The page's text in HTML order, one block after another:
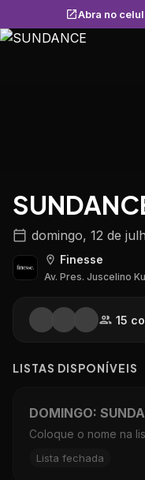
Abra no
domingo, 12 de
Finesse
Av. Pres. Juscelino
15
LISTAS DISPONÍVEIS
DOMINGO:
Coloque o nome na
Lista fechada